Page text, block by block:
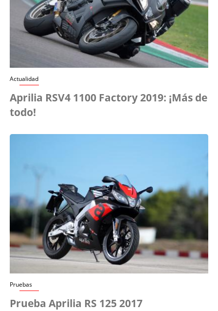
Actualidad
Aprilia RSV4 1100 Factory 2019: ¡Más de
todo!
Pruebas
Prueba Aprilia RS 125 2017